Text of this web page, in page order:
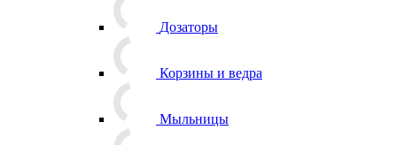
Дозаторы
Корзины и ведра
Мыльницы